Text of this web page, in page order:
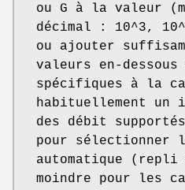
ou G à la valeur
décimal : 10^3,
ou ajouter
valeurs en-
spécifiques à la
habituellement
des débit
pour sélectionner
automatique (repli
moindre pour les